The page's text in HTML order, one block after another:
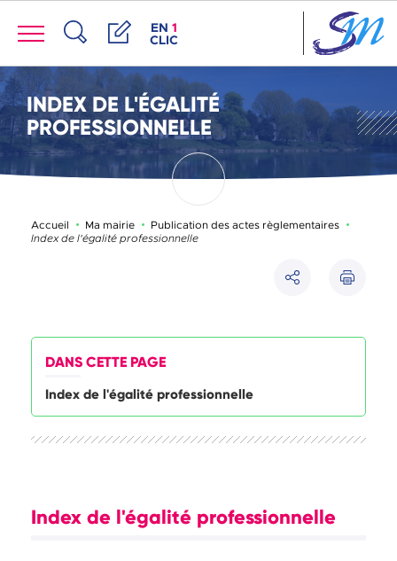
Menu ACCÈS DE LA FENÊTRE DES
EN 1
CLIC
INDEX DE L'ÉGALITÉ
PROFESSIONNELLE
Accueil Ma mairie Publication des actes règlementaires
Index de l'égalité professionnelle
Partager
Imprimer
DANS CETTE PAGE
Index de l'égalité professionnelle
Index de l'égalité professionnelle
Panneau de gestion des cookies